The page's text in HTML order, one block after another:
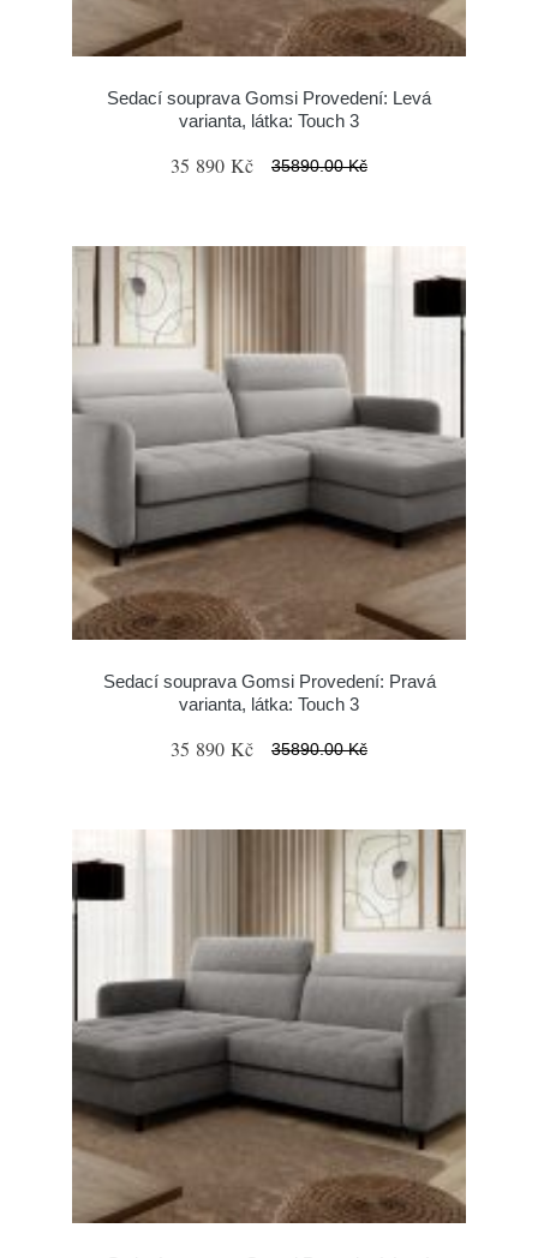
Sedací souprava Gomsi Provedení: Levá
varianta, látka: Touch 3
35 890 Kč 35890.00 Kč
Sedací souprava Gomsi Provedení: Pravá
varianta, látka: Touch 3
35 890 Kč 35890.00 Kč